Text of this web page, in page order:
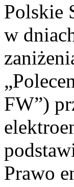
Polskie
w
FW”)
Prawo